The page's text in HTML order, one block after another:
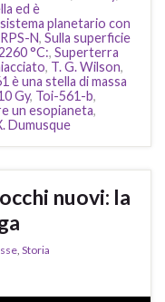
ed è
sistema planetario con
N, Sulla superficie
°C:, Superterra
, T. G. Wilson,
è una stella di massa
Gy, Toi-561-b,
un esopianeta,
Dumusque
nuovi: la
, Storia